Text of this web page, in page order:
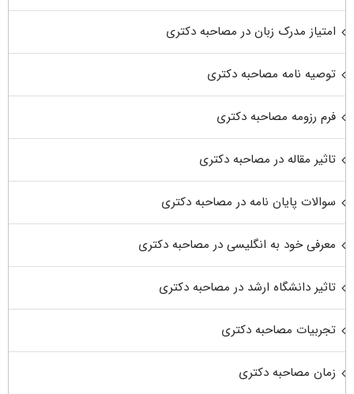
امتیاز مدرک زبان در مصاحبه دکتری
توصیه نامه مصاحبه دکتری
فرم رزومه مصاحبه دکتری
تاثیر مقاله در مصاحبه دکتری
سوالات پایان نامه در مصاحبه دکتری
معرفی خود به انگلیسی در مصاحبه دکتری
تاثیر دانشگاه ارشد در مصاحبه دکتری
تجربیات مصاحبه دکتری
زمان مصاحبه دکتری